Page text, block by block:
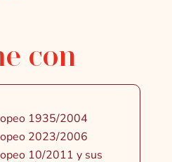
con
1935/2004
2023/2006
10/2011 y sus